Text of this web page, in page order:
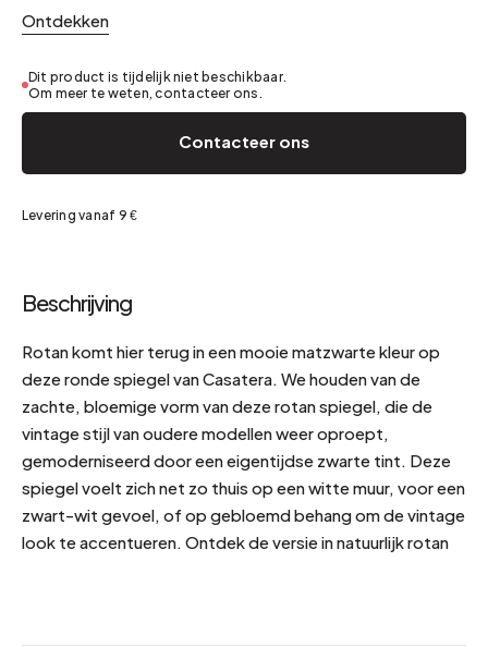
Ontdekken
Dit product is tijdelijk niet beschikbaar.
Om meer te weten, contacteer ons.
Contacteer ons
Levering vanaf 9 €
Beschrijving
Rotan komt hier terug in een mooie matzwarte kleur op
deze ronde spiegel van Casatera. We houden van de
zachte, bloemige vorm van deze rotan spiegel, die de
vintage stijl van oudere modellen weer oproept,
gemoderniseerd door een eigentijdse zwarte tint. Deze
spiegel voelt zich net zo thuis op een witte muur, voor een
zwart-wit gevoel, of op gebloemd behang om de vintage
look te accentueren. Ontdek de versie in natuurlijk rotan